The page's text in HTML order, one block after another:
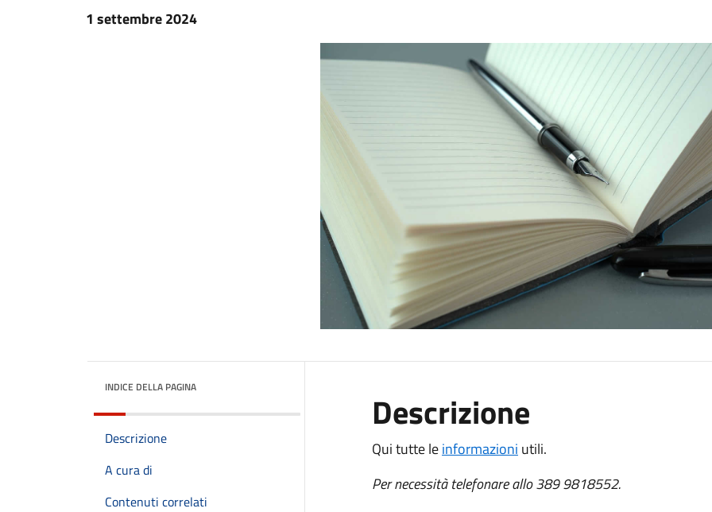
1 settembre 2024
INDICE DELLA PAGINA
Descrizione
A cura di
Contenuti correlati
Descrizione
Qui tutte leinformazioni utili.
Per necessità telefonare allo 389 9818552.